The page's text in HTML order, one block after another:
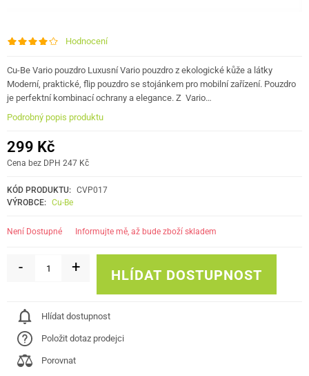
Hodnocení
Cu-Be Vario pouzdro Luxusní Vario pouzdro z ekologické kůže a látky
Moderní, praktické, flip pouzdro se stojánkem pro mobilní zařízení. Pouzdro
je perfektní kombinací ochrany a elegance. Z Vario…
Podrobný popis produktu
299 Kč
Cena bez DPH 247 Kč
KÓD PRODUKTU: CVP017
VÝROBCE: Cu-Be
Není Dostupné informujte mě, až bude zboží skladem
- + HLÍDAT DOSTUPNOST
Hlídat dostupnost
Položit dotaz prodejci
Porovnat